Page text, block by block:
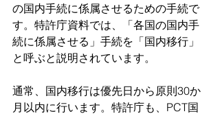
の国内手続に係属させるための手続で
す。特許庁資料では、「各国の国内手
続に係属させる」手続を「国内移行」
と呼ぶと説明されています。
通常、国内移行は優先日から原則30か
月以内に行います。特許庁も、PCT国